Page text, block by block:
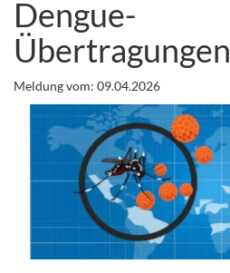
Dengue-
Übertragungen
Meldung vom: 09.04.2026